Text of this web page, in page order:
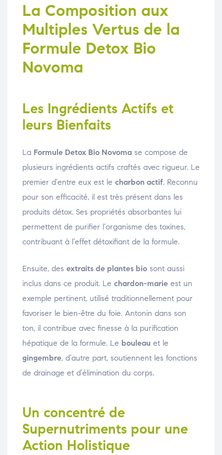
La Composition aux
Multiples Vertus de la
Formule Detox Bio
Novoma
Les Ingrédients Actifs et
leurs Bienfaits
La Formule Detox Bio Novoma se compose de
plusieurs ingrédients actifs craftés avec rigueur. Le
premier d’entre eux est le charbon actif. Reconnu
pour son efficacité, il est très présent dans les
produits détox. Ses propriétés absorbantes lui
permettent de purifier l’organisme des toxines,
contribuant à l’effet détoxifiant de la formule.
Ensuite, des extraits de plantes bio sont aussi
inclus dans ce produit. Le chardon-marie est un
exemple pertinent, utilisé traditionnellement pour
favoriser le bien-être du foie. Antonin dans son
ton, il contribue avec finesse à la purification
hépatique de la formule. Le bouleau et le
gingembre, d’autre part, soutiennent les fonctions
de drainage et d’élimination du corps.
Un concentré de
Supernutriments pour une
Action Holistique